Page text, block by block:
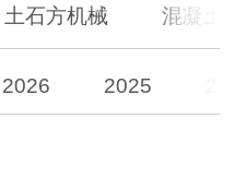
土石方机械 混凝土
2026 2025